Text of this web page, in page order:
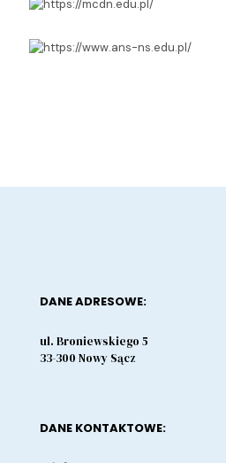
DANE ADRESOWE:
ul. Broniewskiego 5
33-300 Nowy Sącz
DANE KONTAKTOWE: